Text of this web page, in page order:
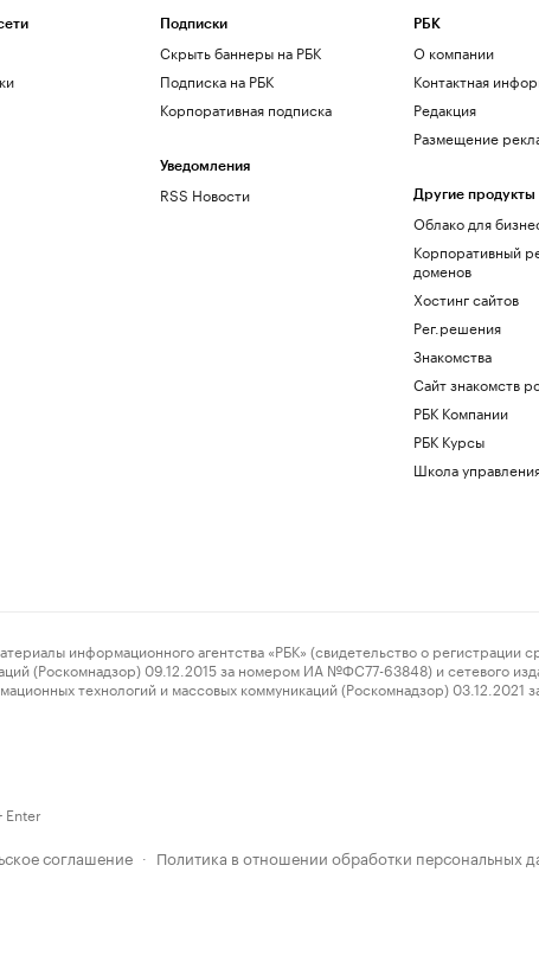
Подписки
Скрыть баннеры на РБК
Подписка на РБК
Корпоративная подписка
Уведомления
RSS Новости
РБК
О компании
Контактная
Редакция
Размещение
Другие
Облако для
Корпоративный
доменов
Хостинг сайтов
Рег.решения
Знакомства
Сайт знакомств
РБК Компании
РБК Курсы
Школа
информационного агентства «РБК» (свидетельство о регистрации
(Роскомнадзор) 09.12.2015 за номером ИА №ФС77-63848) и сетевого
технологий и массовых коммуникаций (Роскомнадзор)
Enter
соглашение · Политика в отношении обработки персональных